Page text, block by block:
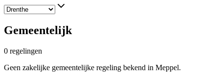
Gemeentelijk
0 regelingen
Geen zakelijke gemeentelijke regeling bekend in Meppel.